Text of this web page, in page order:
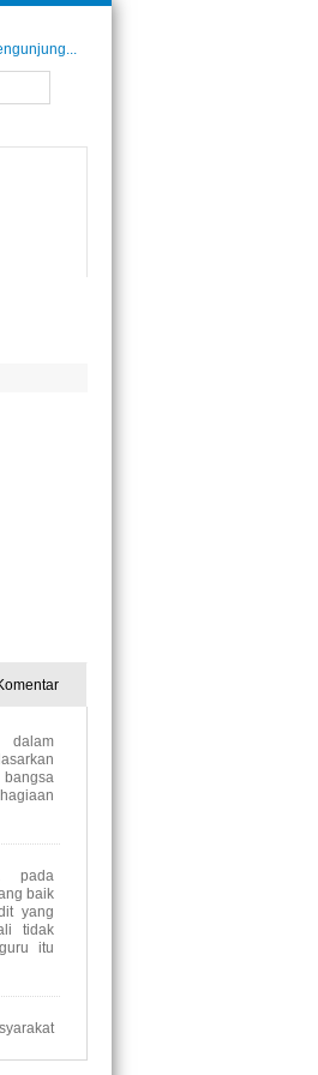
dalam
pada
baik
yang
tidak
itu